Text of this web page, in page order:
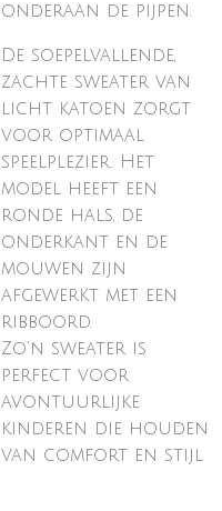
onderaan de pijpen.
De soepelvallende,
zachte sweater van
licht katoen zorgt
voor optimaal
speelplezier. Het
model heeft een
ronde hals, de
onderkant en de
mouwen zijn
afgewerkt met een
ribboord.
Zo'n sweater is
perfect voor
avontuurlijke
kinderen die houden
van comfort en stijl